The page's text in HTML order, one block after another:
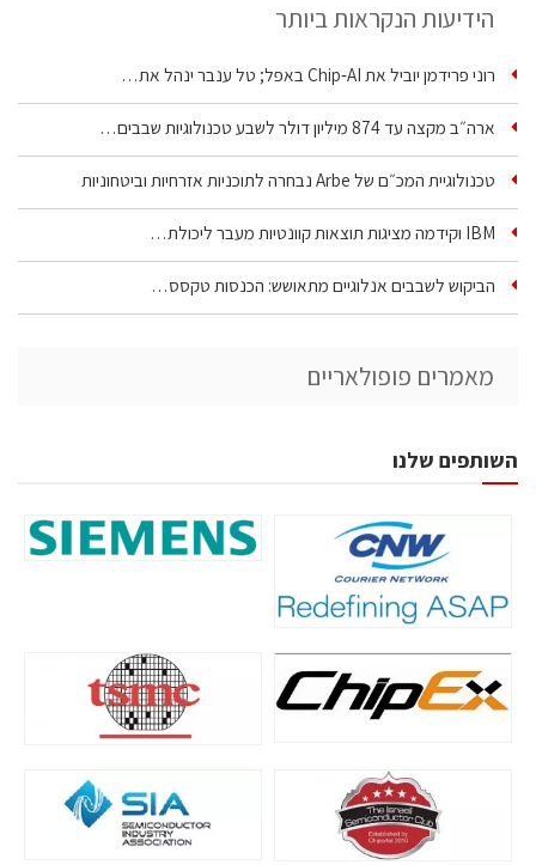
הידיעות הנקראות ביותר
רוני פרידמן יוביל את Chip‑AI באפל; טל ענבר ינהל את…
ארה״ב מקצה עד 874 מיליון דולר לשבע טכנולוגיות שבבים…
טכנולוגיית המכ״ם של Arbe נבחרה לתוכניות אזרחיות וביטחוניות
IBM וקידמה מציגות תוצאות קוונטיות מעבר ליכולת…
הביקוש לשבבים אנלוגיים מתאושש: הכנסות טקסס…
מאמרים פופולאריים
השותפים שלנו